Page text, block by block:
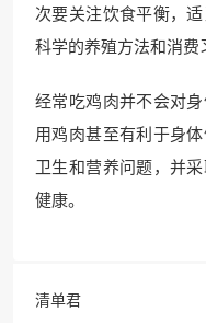
次要关注饮食平衡，
科学的养殖方法和消费
经常吃鸡肉并不会对
用鸡肉甚至有利于身
卫生和营养问题，并
健康。
清单君